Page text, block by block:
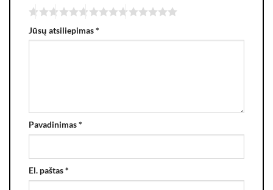
Jūsų atsiliepimas*
Pavadinimas*
El. paštas*